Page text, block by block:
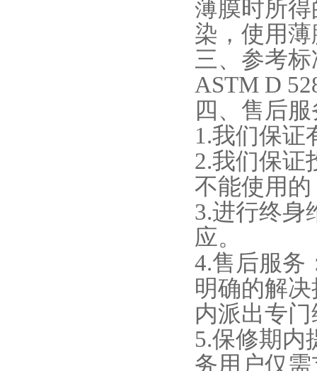
薄膜时所
染，使用
‌三、 参考
ASTM D
四、 售后服
1.我们保证
2.我们保证
不能使用
3.进行终身
应。
4.售后服务
明确的解
内派出专
5.保修期内
务用户仅